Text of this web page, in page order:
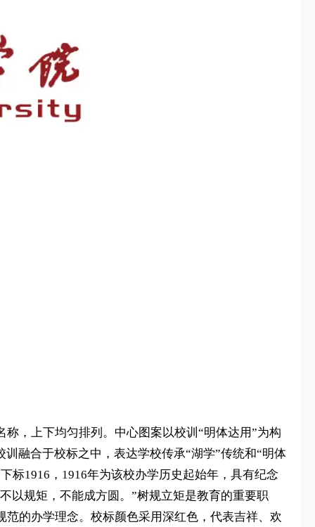
，上下均匀排列。中心图案以校训“明体达用”为构
融合于校标之中，表达学校传承“湖学”传统和“明体
标1916，1916年为该校办学历史起始年，具有纪念
以规矩，不能成方圆。”树规立矩是教育的重要职
的办学理念。校标颜色采用深红色，代表吉祥、欢